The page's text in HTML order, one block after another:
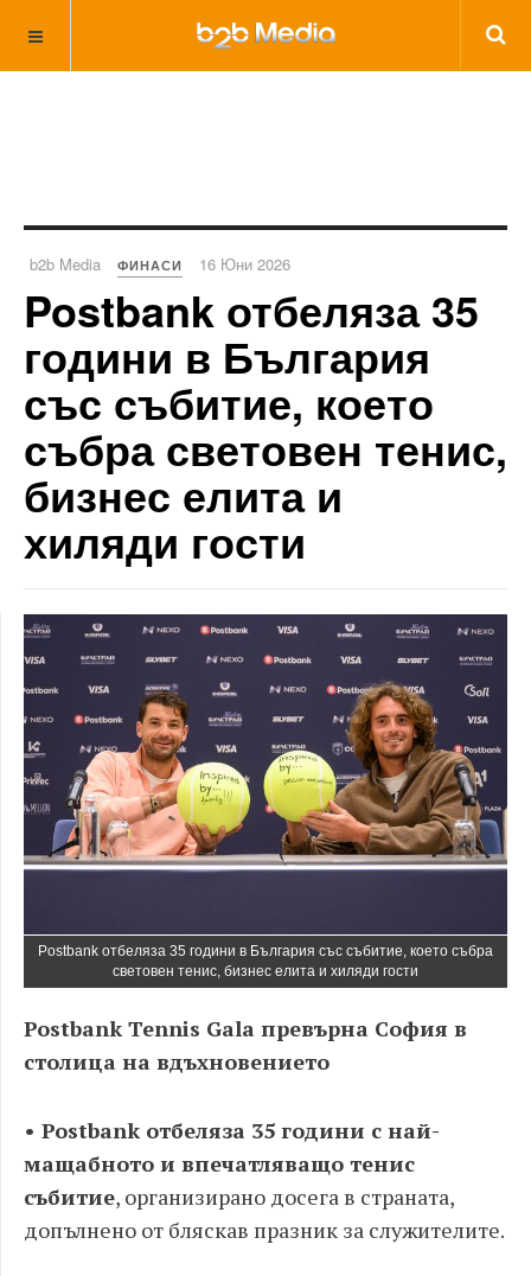
b2b Media ФИНАСИ 16 Юни 2026
Postbank отбеляза 35
години в България
със събитие, което
събра световен тенис,
бизнес елита и
хиляди гости
Postbank отбеляза 35 години в България със събитие, което събра
световен тенис, бизнес елита и хиляди гости
Postbank Tennis Gala превърна София в
столица на вдъхновението
• Postbank отбеляза 35 години с най-
мащабното и впечатляващо тенис
събитие, организирано досега в страната,
допълнено от бляскав празник за служителите.